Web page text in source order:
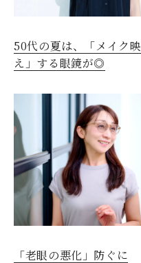
50代の夏は、「メイク映
え」する眼鏡が◎
「老眼の悪化」防ぐに